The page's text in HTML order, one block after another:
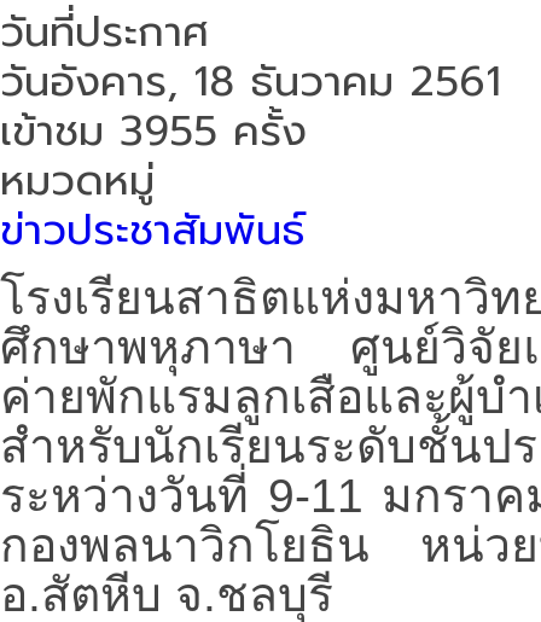
วันที่ประกาศ
วันอังคาร, 18 ธันวาคม 2561
เข้าชม 3955 ครั้ง
หมวดหมู่
ข่าวประชาสัมพันธ์
โรงเรียนสาธิตแห่งมหาวิ
ศึกษาพหุภาษา ศูนย์วิจัย
ค่ายพักแรมลูกเสือและผู้
สำหรับนักเรียนระดับชั้น
ระหว่างวันที่ 9-11 มกรา
กองพลนาวิกโยธิน หน่ว
อ.สัตหีบ จ.ชลบุรี